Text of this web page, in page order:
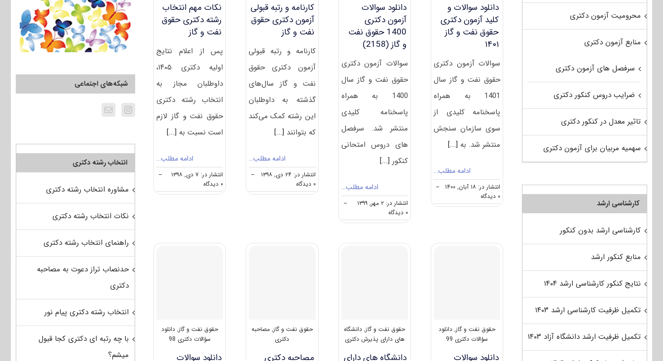
دانلود سوالات و
کلید آزمون دکتری
حقوق نفت و گاز
۱۴۰۱
سوالات آزمون دکتری
حقوق نفت و گاز سال
1401 به همراه
پاسخنامه کلیدی از
سوی سازمان سنجش
منتشر شد. به [...]
ادامه مطلب…
انتشار در: ۱۸ آبان, ۱۴۰۰
--
۰ دیدگاه
on
دانلود
آزمون
دانلود سوالات
آزمون دکتری
1400 حقوق نفت
و گاز (2158)
سوالات آزمون دکتری
حقوق نفت و گاز سال
1400 به همراه
پاسخنامه کلیدی
منتشر شد. سرفصل
های دروس امتحانی
کنکور [...]
ادامه مطلب…
انتشار در: ۲ مهر, ۱۳۹۹
--
۰ دیدگاه
دانلود
کارنامه و رتبه قبولی
آزمون دکتری حقوق
نفت و گاز
کارنامه و رتبه قبولی
آزمون دکتری حقوق
نفت و گاز سال‌های
گذشته به داوطلبان
این رشته کمک می‌کند
که بتوانند [...]
ادامه مطلب…
انتشار در: ۲۴ دی, ۱۳۹۸
--
۰ دیدگاه
کارنامه
نکات مهم انتخاب
رشته دکتری حقوق
نفت و گاز
پس از اعلام نتایج
اولیه دکتری ۱۴۰۵،
داوطلبان مجاز به
انتخاب رشته دکتری
حقوق نفت و گاز لازم
است نسبت به [...]
ادامه مطلب…
انتشار در: ۷ دی, ۱۳۹۸
--
۰ دیدگاه
on
نکات
حقوق نفت و گاز, دانلود
سؤالات دکتری 99
دانلود سوالات
حقوق نفت و گاز, دانشگاه
های دارای پذیرش دکتری
دانشگاه های دارای
حقوق نفت و گاز,مصاحبه
دکتری
مصاحبه دکتری
حقوق نفت و گاز, دانلود
سؤالات دکتری 98
دانلود سوالات
شبکه‌های اجتماعی
انتخاب رشته دکتری
مشاوره انتخاب رشته دکتری
نکات انتخاب رشته دکتری
راهنمای انتخاب رشته دکتری
حدنصاب تراز دعوت به مصاحبه
دکتری
انتخاب رشته دکتری پیام نور
با چه رتبه ای دکتری کجا قبول
میشم؟
محرومیت آزمون دکتری
منابع آزمون دکتری
سرفصل های آزمون دکتری
ضرایب دروس کنکور دکتری
تاثیر معدل در کنکور دکتری
سهمیه مربیان برای آزمون دکتری
کارشناسی ارشد
کارشناسی ارشد بدون کنکور
منابع کنکور ارشد
نتایج کنکور کارشناسی ارشد ۱۴۰۴
تکمیل ظرفیت کارشناسی ارشد ۱۴۰۳
تکمیل ظرفیت ارشد دانشگاه آزاد ۱۴۰۳